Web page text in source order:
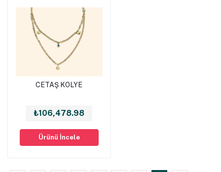
Sepete Ekle
CETAŞ KOLYE
₺106,478.98
Ürünü İncele